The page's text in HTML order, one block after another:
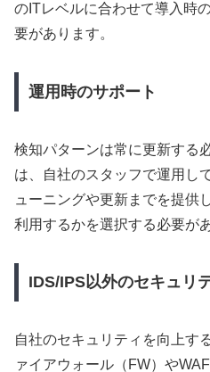
のITレベルに合わせて導入時
要があります。
運用時のサポート
検知パターンは常に更新する
は、自社のスタッフで運用し
ューニングや更新までを提供
利用するかを選択する必要が
IDS/IPS以外のセキュリ
自社のセキュリティを向上す
ァイアウォール（FW）や